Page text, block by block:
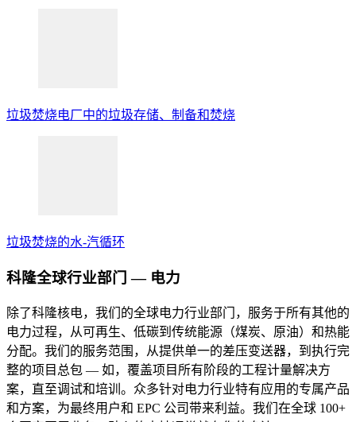
垃圾焚烧电厂中的垃圾存储、制备和焚烧
垃圾焚烧的水-汽循环
科隆全球行业部门 — 电力
除了科隆核电，我们的全球电力行业部门，服务于所有其他的
电力过程，从可再生、低碳到传统能源（煤炭、原油）和热能
分配。我们的服务范围，从提供单一的差压变送器，到执行完
整的项目总包 — 如，覆盖项目所有阶段的工程计量解决方
案，直至调试和培训。众多针对电力行业特有应用的专属产品
和方案，为最终用户和 EPC 公司带来利益。我们在全球 100+